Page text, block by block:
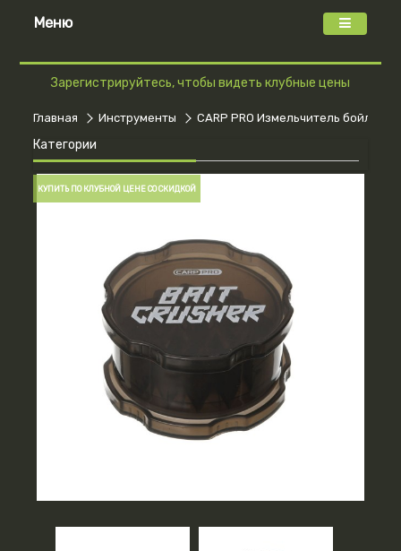
Меню
Зарегистрируйтесь, чтобы видеть клубные цены
Главная Инструменты CARP PRO Измельчитель бойлов
Категории
КУПИТЬ ПО КЛУБНОЙ ЦЕНЕ СО СКИДКОЙ